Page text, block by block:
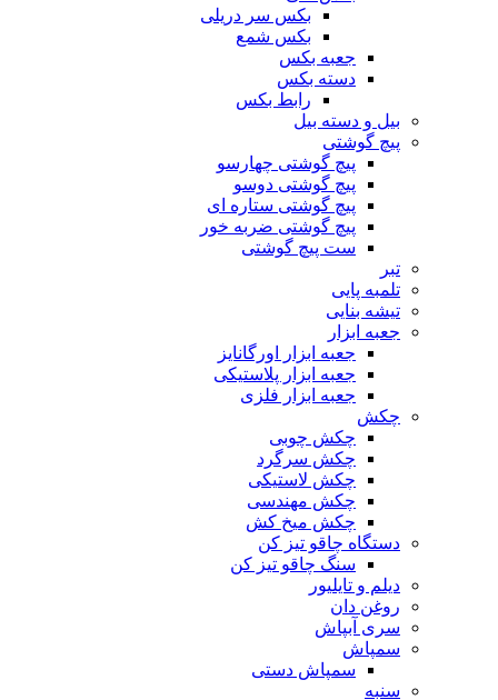
بکس سر دریلی
بکس شمع
جعبه بکس
دسته بکس
رابط بکس
بیل و دسته بیل
پیچ گوشتی
پیچ گوشتی چهارسو
پیچ گوشتی دوسو
پیچ گوشتی ستاره‌ ای
پیچ گوشتی ضربه خور
ست پیچ گوشتی
تبر
تلمبه پایی
تیشه بنایی
جعبه ابزار
جعبه ابزار اورگانایز
جعبه ابزار پلاستیکی
جعبه ابزار فلزی
چکش
چکش چوبی
چکش سرگرد
چکش لاستیکی
چکش مهندسی
چکش میخ کش
دستگاه چاقو تیز کن
سنگ چاقو تیز کن
دیلم و تایلیور
روغن دان
سری آبپاش
سمپاش
سمپاش دستی
سنبه